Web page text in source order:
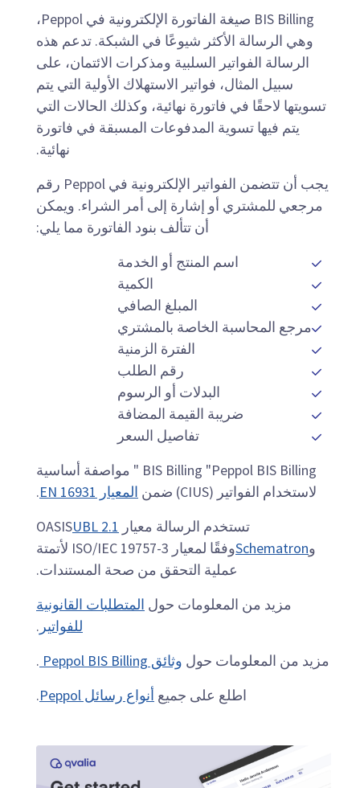
BIS Billing صيغة الفاتورة الإلكترونية في Peppol،
وهي الرسالة الأكثر شيوعًا في الشبكة. تدعم هذه
الرسالة الفواتير السلبية ومذكرات الائتمان، على
سبيل المثال، فواتير الاستهلاك الأولية التي يتم
تسويتها لاحقًا في فاتورة نهائية، وكذلك الحالات التي
يتم فيها تسوية المدفوعات المسبقة في فاتورة
نهائية.
يجب أن تتضمن الفواتير الإلكترونية في Peppol رقم
مرجعي للمشتري أو إشارة إلى أمر الشراء. ويمكن
أن تتألف بنود الفاتورة مما يلي:
اسم المنتج أو الخدمة
الكمية
المبلغ الصافي
مرجع المحاسبة الخاصة بالمشتري
الفترة الزمنية
رقم الطلب
البدلات أو الرسوم
ضريبة القيمة المضافة
تفاصيل السعر
BIS Billing "Peppol BIS Billing " مواصفة أساسية
لاستخدام الفواتير (CIUS) ضمن
المعيار EN 16931
.
تستخدم الرسالة معيار OASIS UBL 2.1
وSchematron
وفقًا لمعيار ISO/IEC 19757-3 لأتمتة
عملية التحقق من صحة المستندات.
مزيد من المعلومات حول المتطلبات القانونية
للفواتير .
مزيد من المعلومات حول وثائق Peppol BIS Billing
.
اطلع على جميع أنواع رسائل Peppol .